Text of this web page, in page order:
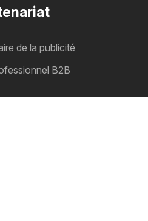
de la publicité
B2B